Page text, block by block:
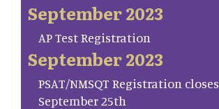
September 2023
AP Test Registration
September 2023
PSAT/NMSQT Registration closes
September 25th